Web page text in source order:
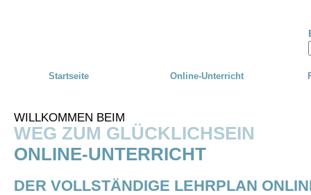
Startseite Online-Unterricht
WILLKOMMEN BEIM
WEG ZUM GLÜCKLICHSEIN
ONLINE-UNTERRICHT
DER VOLLSTÄNDIGE LEHRPLAN